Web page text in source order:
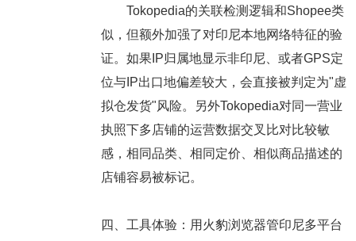
Tokopedia的关联检测逻辑和Shopee类
似，但额外加强了对印尼本地网络特征的验
证。如果IP归属地显示非印尼、或者GPS定
位与IP出口地偏差较大，会直接被判定为"虚
拟仓发货"风险。另外Tokopedia对同一营业
执照下多店铺的运营数据交叉比对比较敏
感，相同品类、相同定价、相似商品描述的
店铺容易被标记。
四、工具体验：用火豹浏览器管印尼多平台